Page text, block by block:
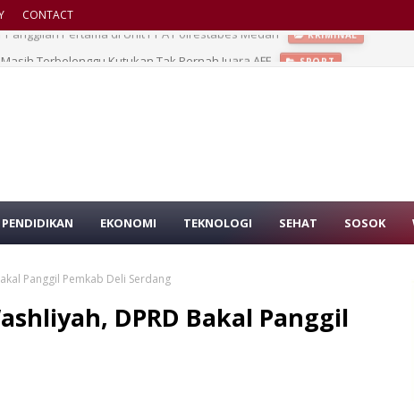
CONTACT
SPORT
PENDIDIKAN EKONOMI TEKNOLOGI SEHAT SOSOK
Panggil Pemkab Deli Serdang
DPRD Bakal Panggil